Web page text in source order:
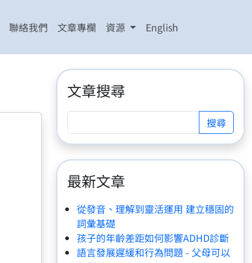
聯絡我們 文章專欄 資源 English
文章搜尋
最新文章
從發音、理解到靈活運用 建立穩固的
詞彙基礎
孩子的年齡差距如何影響ADHD診斷
語言發展遲緩和行為問題 - 父母可以